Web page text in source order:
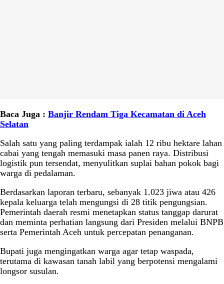
Baca Juga : Banjir Rendam Tiga Kecamatan di Aceh
Selatan
Salah satu yang paling terdampak ialah 12 ribu hektare lahan
cabai yang tengah memasuki masa panen raya. Distribusi
logistik pun tersendat, menyulitkan suplai bahan pokok bagi
warga di pedalaman.
Berdasarkan laporan terbaru, sebanyak 1.023 jiwa atau 426
kepala keluarga telah mengungsi di 28 titik pengungsian.
Pemerintah daerah resmi menetapkan status tanggap darurat
dan meminta perhatian langsung dari Presiden melalui BNPB
serta Pemerintah Aceh untuk percepatan penanganan.
Bupati juga mengingatkan warga agar tetap waspada,
terutama di kawasan tanah labil yang berpotensi mengalami
longsor susulan.